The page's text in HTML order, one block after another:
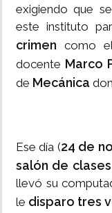
exigiendo que
este instituto
crimen como
docente Marco
de Mecánica
Ese día (24 de
salón de clases
llevó su
le disparo tres